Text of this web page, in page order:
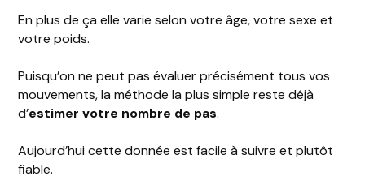
En plus de ça elle varie selon votre âge, votre sexe et
votre poids.
Puisqu’on ne peut pas évaluer précisément tous vos
mouvements, la méthode la plus simple reste déjà
d’estimer votre nombre de pas.
Aujourd’hui cette donnée est facile à suivre et plutôt
fiable.